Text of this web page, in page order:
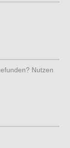
Nutzen